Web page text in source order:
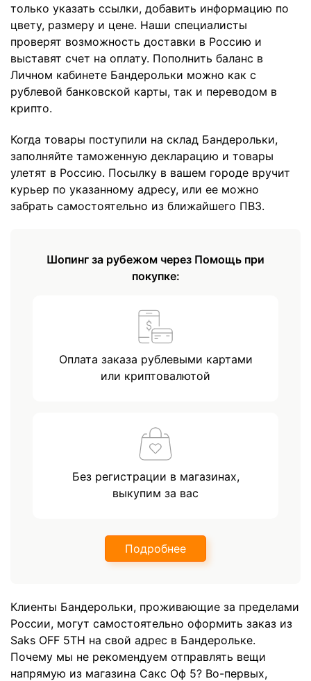
только указать ссылки, добавить информацию по
цвету, размеру и цене. Наши специалисты
проверят возможность доставки в Россию и
выставят счет на оплату. Пополнить баланс в
Личном кабинете Бандерольки можно как с
рублевой банковской карты, так и переводом в
крипто.
Когда товары поступили на склад Бандерольки,
заполняйте таможенную декларацию и товары
улетят в Россию. Посылку в вашем городе вручит
курьер по указанному адресу, или ее можно
забрать самостоятельно из ближайшего ПВЗ.
Шопинг за рубежом через Помощь при
покупке:
Оплата заказа рублевыми картами
или криптовалютой
Без регистрации в магазинах,
выкупим за вас
Подробнее
Клиенты Бандерольки, проживающие за пределами
России, могут самостоятельно оформить заказ из
Saks OFF 5TH на свой адрес в Бандерольке.
Почему мы не рекомендуем отправлять вещи
напрямую из магазина Сакс Оф 5? Во-первых,